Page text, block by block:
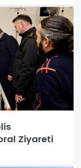
Ziyareti